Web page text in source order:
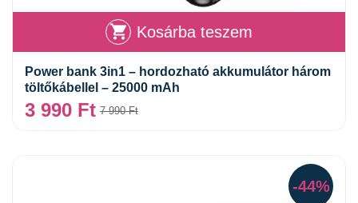
Kosárba teszem
Power bank 3in1 – hordozható akkumulátor három
töltőkábellel – 25000 mAh
7 990Ft
3 990 Ft
-44%